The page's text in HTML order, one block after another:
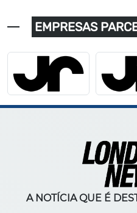
EMPRESAS
A NOTÍCIA QUE É